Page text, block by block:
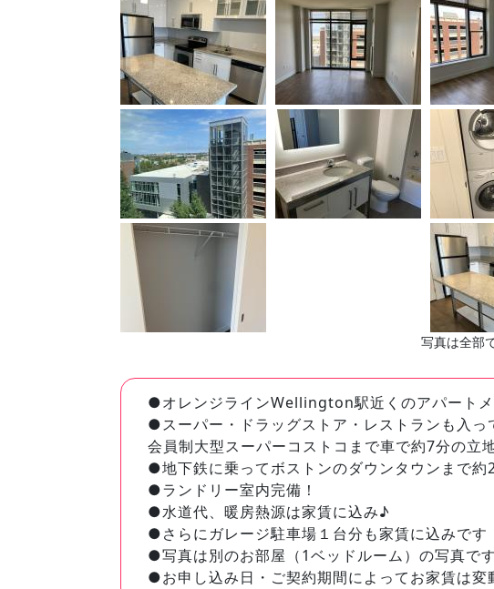
写真は全部
●オレンジラインWellington駅近くのアパートメ
●スーパー・ドラッグストア・レストランも入
会員制大型スーパーコストコまで車で約7分の立
●地下鉄に乗ってボストンのダウンタウンまで約
●ランドリー室内完備！
●水道代、暖房熱源は家賃に込み♪
●さらにガレージ駐車場１台分も家賃に込みです
●写真は別のお部屋（1ベッドルーム）の写真です
●お申し込み日・ご契約期間によってお家賃は